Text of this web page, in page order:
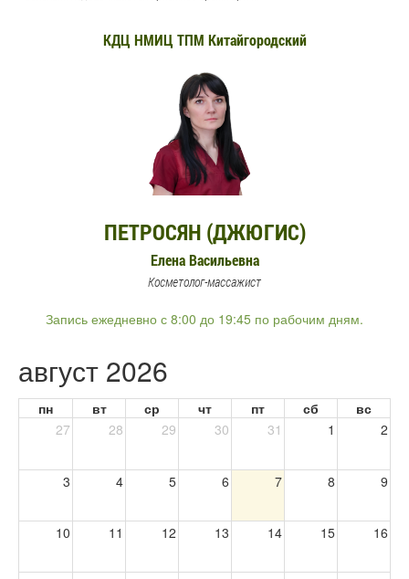
КДЦ НМИЦ ТПМ Китайгородский
ПЕТРОСЯН (ДЖЮГИС)
Елена Васильевна
Косметолог-массажист
Запись ежедневно с 8:00 до 19:45 по рабочим дням.
август 2026
пн вт ср чт пт сб
вс
27
28 29 30 31 1 2
3 4 5 6 7 8 9
10 11 12 13 14 15 16